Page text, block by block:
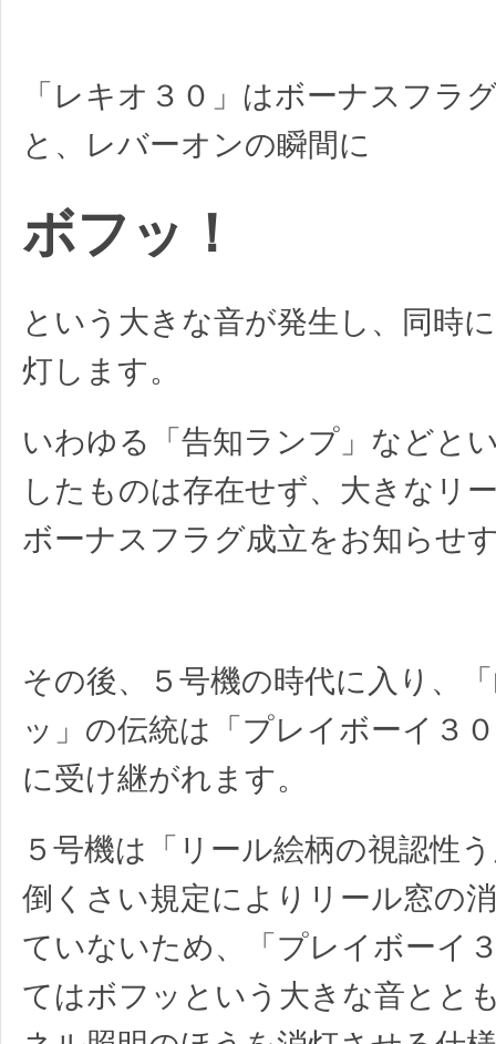
「レキオ３０」はボーナスフラ
と、レバーオンの瞬間に
ボフッ！
という大きな音が発生し、同時
灯します。
いわゆる「告知ランプ」などと
したものは存在せず、大きなリ
ボーナスフラグ成立をお知らせ
その後、５号機の時代に入り、
ッ」の伝統は「プレイボーイ３
に受け継がれます。
５号機は「リール絵柄の視認性
倒くさい規定によりリール窓の
ていないため、「プレイボーイ
てはボフッという大きな音とと